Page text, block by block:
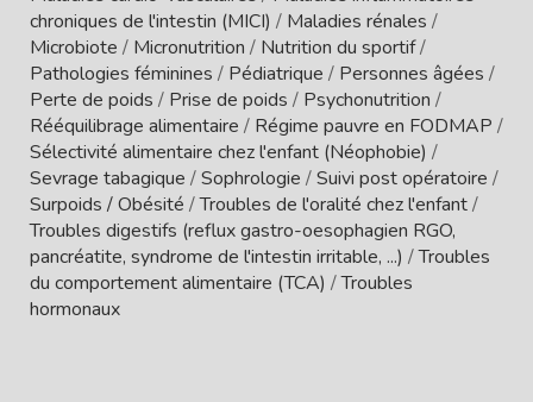
chroniques de l'intestin (MICI) / Maladies rénales /
Microbiote / Micronutrition / Nutrition du sportif/
Pathologies féminines / Pédiatrique / Personnes âgées /
Perte de poids / Prise de poids / Psychonutrition /
Rééquilibrage alimentaire / Régime pauvre en FODMAP /
Sélectivité alimentaire chez l'enfant (Néophobie) /
Sevrage tabagique /Sophrologie /Suivi post opératoire /
Surpoids / Obésité /Troubles de l'oralité chez l'enfant/
Troubles digestifs (reflux gastro-oesophagien RGO,
pancréatite, syndrome de l'intestin irritable, ...) /Troubles
du comportement alimentaire (TCA) /Troubles
hormonaux